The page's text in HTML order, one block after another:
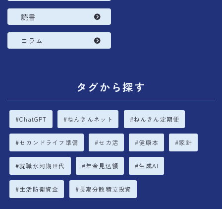
読書
コラム
タグから探す
ChatGPT ねんきんネット ねんきん定期便
セカンドライフ準備 セカ活 健康本 家計
就職氷河期世代 年金見込額 生成AI
生活防衛資金 長期分散積立投資